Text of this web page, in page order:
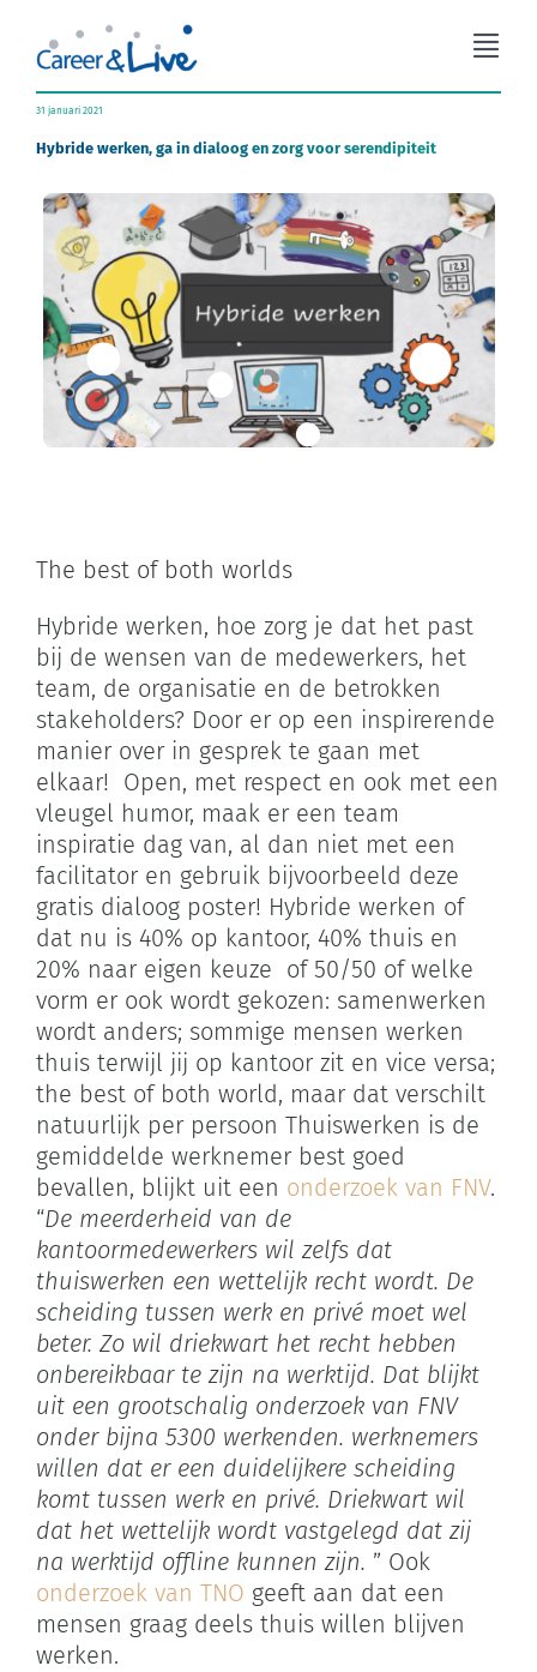
inhoud
Organisatieadvies
Workshops
Coaching
Over Career & Live
Zoeken
Winkelwagen
31 januari 2021
Hybride werken, ga in dialoog en zorg voor serendipiteit
The best of both worlds
Hybride werken, hoe zorg je dat het past
bij de wensen van de medewerkers, het
team, de organisatie en de betrokken
stakeholders? Door er op een inspirerende
manier over in gesprek te gaan met
elkaar! Open, met respect en ook met een
vleugel humor, maak er een team
inspiratie dag van, al dan niet met een
facilitator en gebruik bijvoorbeeld deze
gratis dialoog poster! Hybride werken of
dat nu is 40% op kantoor, 40% thuis en
20% naar eigen keuze of 50/50 of welke
vorm er ook wordt gekozen: samenwerken
wordt anders; sommige mensen werken
thuis terwijl jij op kantoor zit en vice versa;
the best of both world, maar dat verschilt
natuurlijk per persoon Thuiswerken is de
gemiddelde werknemer best goed
bevallen, blijkt uit een onderzoek van FNV.
“De meerderheid van de
kantoormedewerkers wil zelfs dat
thuiswerken een wettelijk recht wordt. De
scheiding tussen werk en privé moet wel
beter. Zo wil driekwart het recht hebben
onbereikbaar te zijn na werktijd. Dat blijkt
uit een grootschalig onderzoek van FNV
onder bijna 5300 werkenden. werknemers
willen dat er een duidelijkere scheiding
komt tussen werk en privé. Driekwart wil
dat het wettelijk wordt vastgelegd dat zij
na werktijd offline kunnen zijn. ” Ook
onderzoek van TNO geeft aan dat een
mensen graag deels thuis willen blijven
werken.